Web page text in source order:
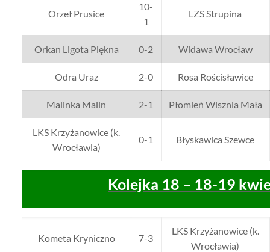
Orzeł Prusice
10-
1
LZS Strupina
Orkan Ligota Piękna 0-2 Widawa Wrocław
Odra Uraz 2-0 Rosa Rościsławice
Malinka Malin 2-1 Płomień Wisznia Mała
LKS Krzyżanowice (k.
Wrocławia)
0-1 Błyskawica Szewce
Kolejka 18 – 18-19
Kometa Kryniczno 7-3
LKS Krzyżanowice (k.
Wrocławia)